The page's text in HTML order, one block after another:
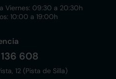
Viernes: 09:30 a 20:30h
10:00 a 19:00h
608
12 (Pista de Silla)